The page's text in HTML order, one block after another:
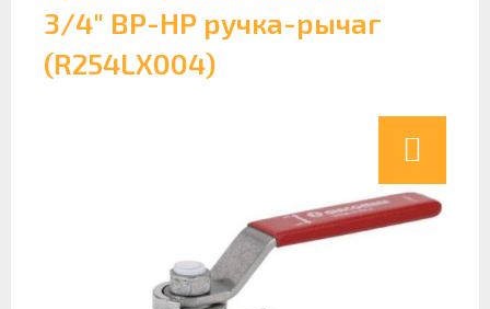
3/4" ВР-НР ручка-рычаг
(R254LX004)